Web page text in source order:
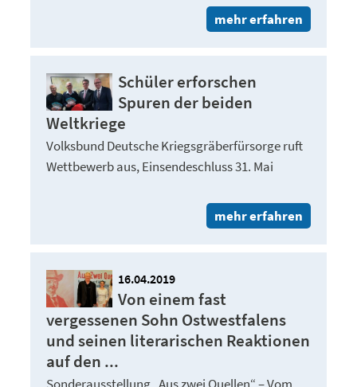
mehr erfahren
Schüler erforschen
Spuren der beiden
Weltkriege
Volksbund Deutsche Kriegsgräberfürsorge ruft
Wettbewerb aus, Einsendeschluss 31. Mai
mehr erfahren
16.04.2019
Von einem fast
vergessenen Sohn Ostwestfalens
und seinen literarischen Reaktionen
auf den ...